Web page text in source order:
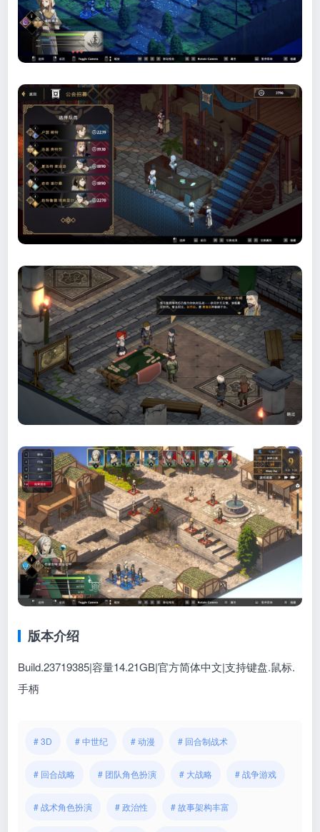
版本介绍
Build.23719385|容量14.21GB|官方简体中文|支持键盘.鼠标.
手柄
# 3D # 中世纪 # 动漫 # 回合制战术
# 回合战略 # 团队角色扮演 # 大战略 # 战争游戏
# 战术角色扮演 # 政治性 # 故事架构丰富